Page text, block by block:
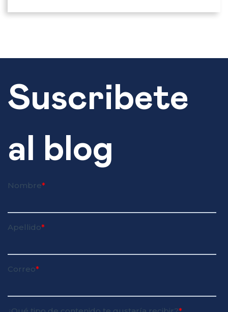
Suscribete
al blog